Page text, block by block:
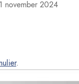
november 2024
.